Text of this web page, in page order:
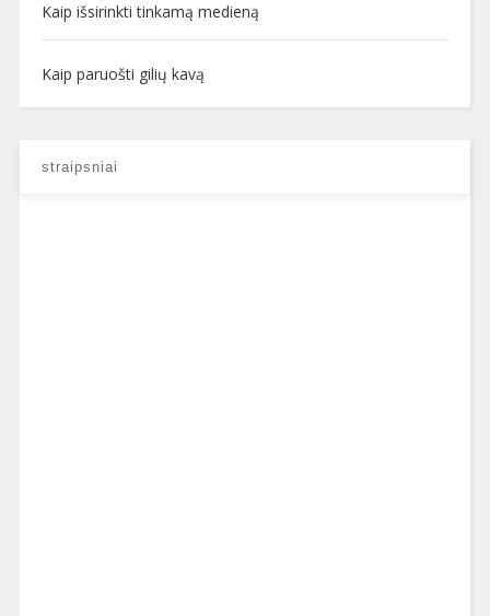
Kaip išsirinkti tinkamą medieną
Kaip paruošti gilių kavą
straipsniai